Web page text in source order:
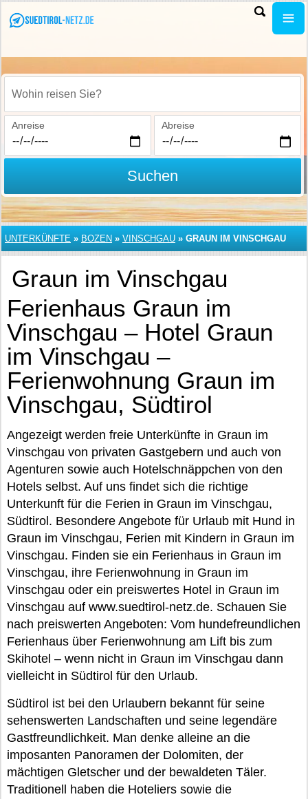
Wohin reisen Sie?
Anreise Abreise
Suchen
UNTERKÜNFTE » BOZEN » VINSCHGAU » GRAUN IM VINSCHGAU
Graun im Vinschgau
Ferienhaus Graun im
Vinschgau – Hotel Graun
im Vinschgau –
Ferienwohnung Graun im
Vinschgau, Südtirol
Angezeigt werden freie Unterkünfte in Graun im
Vinschgau von privaten Gastgebern und auch von
Agenturen sowie auch Hotelschnäppchen von den
Hotels selbst. Auf uns findet sich die richtige
Unterkunft für die Ferien in Graun im Vinschgau,
Südtirol. Besondere Angebote für Urlaub mit Hund in
Graun im Vinschgau, Ferien mit Kindern in Graun im
Vinschgau. Finden sie ein Ferienhaus in Graun im
Vinschgau, ihre Ferienwohnung in Graun im
Vinschgau oder ein preiswertes Hotel in Graun im
Vinschgau auf www.suedtirol-netz.de. Schauen Sie
nach preiswerten Angeboten: Vom hundefreundlichen
Ferienhaus über Ferienwohnung am Lift bis zum
Skihotel – wenn nicht in Graun im Vinschgau dann
vielleicht in Südtirol für den Urlaub.
Südtirol ist bei den Urlaubern bekannt für seine
sehenswerten Landschaften und seine legendäre
Gastfreundlichkeit. Man denke alleine an die
imposanten Panoramen der Dolomiten, der
mächtigen Gletscher und der bewaldeten Täler.
Traditionell haben die Hoteliers sowie die